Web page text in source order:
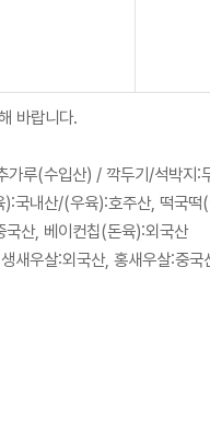
바랍니다.
루(수입산) / 깍두기/석박지:
국내산/(우육):호주산, 떡국
산, 베이컨칩(돈육):외국산
새우살:외국산, 홍새우살:중국